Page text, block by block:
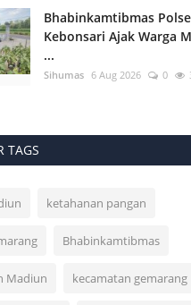
Bhabinkamtibmas
Kebonsari Ajak Warga
...
Sihumas 6 Aug 2026 0
TAGS
ketahanan pangan
Bhabinkamtibmas
Madiun kecamatan gemarang